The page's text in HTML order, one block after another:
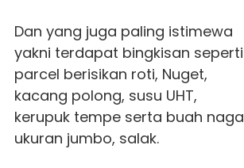
Dan yang juga paling istimewa
yakni terdapat bingkisan seperti
parcel berisikan roti, Nuget,
kacang polong, susu UHT,
kerupuk tempe serta buah naga
ukuran jumbo, salak.